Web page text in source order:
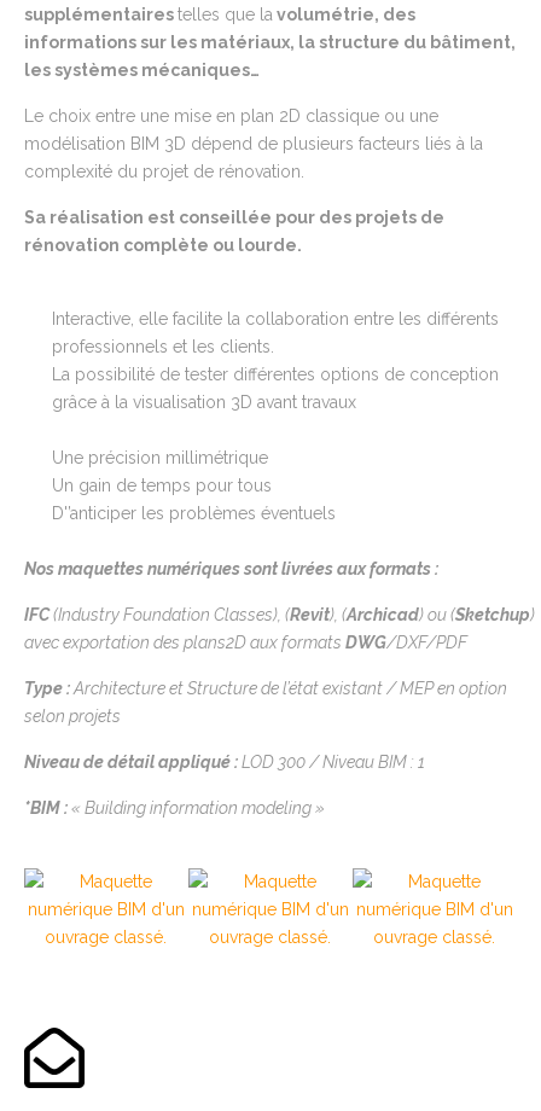
supplémentairestelles que la volumétrie, des
informations sur les matériaux, la structure du bâtiment,
les systèmes mécaniques…
Le choix entre une mise en plan 2D classique ou une
modélisation BIM 3D dépend de plusieurs facteurs liés à la
complexité du projet de rénovation.
Sa réalisation est conseillée pour des projets de
rénovation complète ou lourde.
Interactive, elle facilite la collaboration entre les différents
professionnels et les clients.
La possibilité de tester différentes options de conception
grâce à la visualisation 3D avant travaux
Une précision millimétrique
Un gain de temps pour tous
D'’anticiper les problèmes éventuels
Nos maquettes numériques sont livrées aux formats :
IFC(IndustryFoundation Classes), (Revit), (Archicad)ou(Sketchup)
avec exportation des plans2D aux formats DWG/DXF/PDF
Type:Architecture et Structure de l’état existant/ MEP en option
selon projets
Niveau de détail appliqué:LOD 300/Niveau BIM : 1
*BIM :« Building information modeling »